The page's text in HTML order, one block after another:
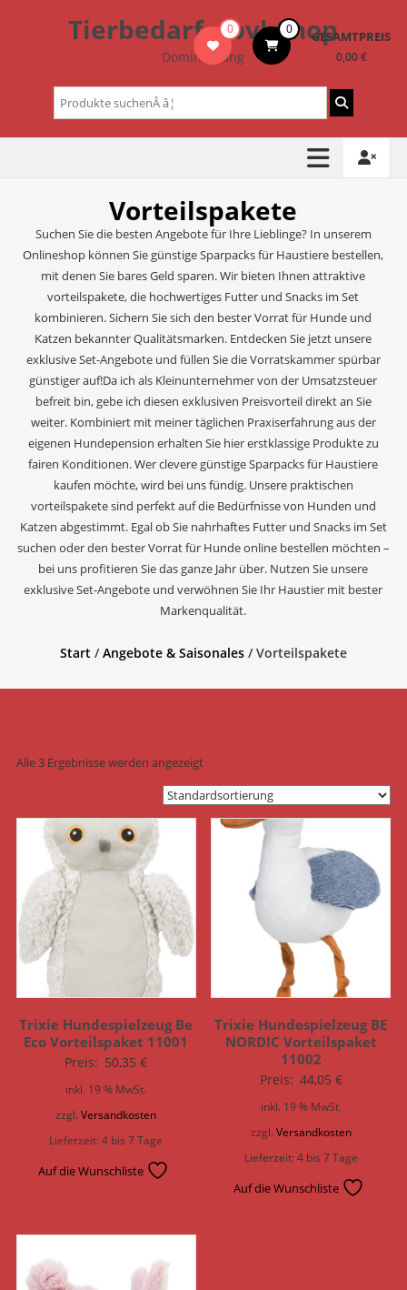
Tierbedarf – bvl-Shop
Dominik Lang
0 0 GESAMTPREIS
0,00 €
Suchen
nach:
Vorteilspakete
Suchen Sie die besten Angebote für Ihre Lieblinge? In unserem
Onlineshop können Sie günstige Sparpacks für Haustiere bestellen,
mit denen Sie bares Geld sparen. Wir bieten Ihnen attraktive
vorteilspakete, die hochwertiges Futter und Snacks im Set
kombinieren. Sichern Sie sich den bester Vorrat für Hunde und
Katzen bekannter Qualitätsmarken. Entdecken Sie jetzt unsere
exklusive Set-Angebote und füllen Sie die Vorratskammer spürbar
günstiger auf!Da ich als Kleinunternehmer von der Umsatzsteuer
befreit bin, gebe ich diesen exklusiven Preisvorteil direkt an Sie
weiter. Kombiniert mit meiner täglichen Praxiserfahrung aus der
eigenen Hundepension erhalten Sie hier erstklassige Produkte zu
fairen Konditionen. Wer clevere günstige Sparpacks für Haustiere
kaufen möchte, wird bei uns fündig. Unsere praktischen
vorteilspakete sind perfekt auf die Bedürfnisse von Hunden und
Katzen abgestimmt. Egal ob Sie nahrhaftes Futter und Snacks im Set
suchen oder den bester Vorrat für Hunde online bestellen möchten –
bei uns profitieren Sie das ganze Jahr über. Nutzen Sie unsere
exklusive Set-Angebote und verwöhnen Sie Ihr Haustier mit bester
Markenqualität.
Start/Angebote & Saisonales/ Vorteilspakete
Alle 3 Ergebnisse werden angezeigt
Trixie Hundespielzeug Be
Eco Vorteilspaket 11001
Preis: 50,35€
inkl. 19 % MwSt.
zzgl.Versandkosten
Lieferzeit:4 bis 7 Tage
Auf die Wunschliste
Trixie Hundespielzeug BE
NORDIC Vorteilspaket
11002
Preis: 44,05 €
inkl. 19 % MwSt.
zzgl. Versandkosten
Lieferzeit:4 bis 7 Tage
Auf die Wunschliste